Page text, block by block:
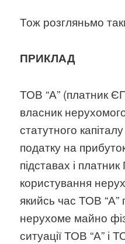
Тож розгляньмо
ПРИКЛАД
ТОВ “А” (платник
власник
статутного
податку на
підставах і
користування
якийсь час ТОВ “А”
нерухоме майно
ситуації ТОВ “А” і